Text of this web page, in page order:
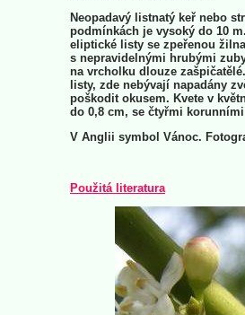
Neopadavý listnatý keř nebo
podmínkách je vysoký do 10
eliptické listy se zpeřenou
s nepravidelnými hrubými
na vrcholku dlouze
listy, zde nebývají napadány
poškodit okusem. Kvete v
do 0,8 cm, se čtyřmi
V Anglii symbol Vánoc.
Použitá literatura